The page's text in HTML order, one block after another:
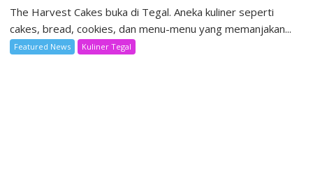
The Harvest Cakes buka di Tegal. Aneka kuliner seperti
cakes, bread, cookies, dan menu-menu yang memanjakan...
Featured News Kuliner Tegal